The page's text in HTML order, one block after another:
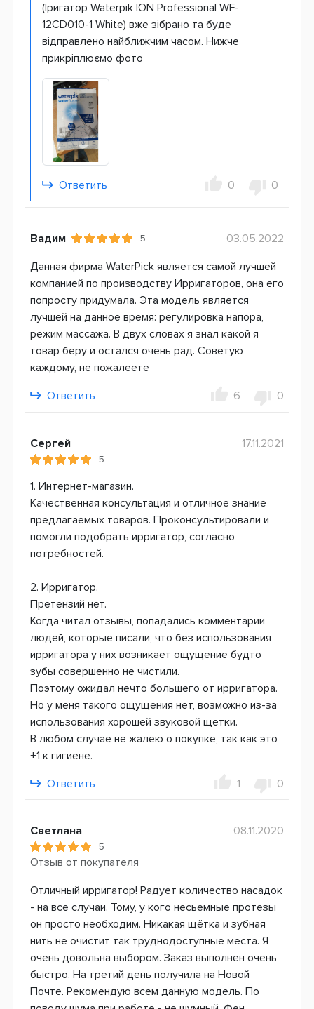
(Іригатор Waterpik ION Professional WF-
12CD010-1 White) вже зібрано та буде
відправлено найближчим часом. Нижче
прикріплюємо фото
Ответить 0 0
Вадим 5
03.05.2022
Данная фирма WaterPick является самой лучшей
компанией по производству Ирригаторов, она его
попросту придумала. Эта модель является
лучшей на данное время: регулировка напора,
режим массажа. В двух словах я знал какой я
товар беру и остался очень рад. Советую
каждому, не пожалеете
Ответить
6 0
Сергей
5
17.11.2021
1. Интернет-магазин.
Качественная консультация и отличное знание
предлагаемых товаров. Проконсультировали и
помогли подобрать ирригатор, согласно
потребностей.
2. Ирригатор.
Претензий нет.
Когда читал отзывы, попадались комментарии
людей, которые писали, что без использования
ирригатора у них возникает ощущение будто
зубы совершенно не чистили.
Поэтому ожидал нечто большего от ирригатора.
Но у меня такого ощущения нет, возможно из-за
использования хорошей звуковой щетки.
В любом случае не жалею о покупке, так как это
+1 к гигиене.
Ответить
1 0
Светлана
5
Отзыв от покупателя
08.11.2020
Отличный ирригатор! Радует количество насадок
- на все случаи. Тому, у кого несьемные протезы
он просто необходим. Никакая щётка и зубная
нить не очистит так труднодоступные места. Я
очень довольна выбором. Заказ выполнен очень
быстро. На третий день получила на Новой
Почте. Рекомендую всем данную модель. По